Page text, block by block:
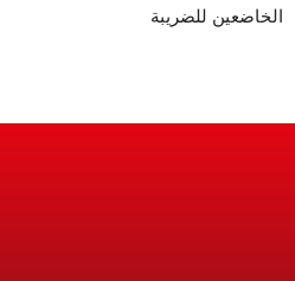
الخاضعين للضريبة